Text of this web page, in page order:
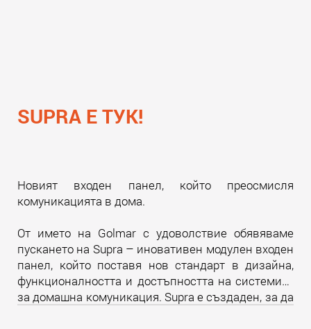
SUPRA Е ТУК!
Новият входен панел, който преосмисля
комуникацията в дома.
От името на Golmar с удоволствие обявяваме
пускането на Supra – иновативен модулен входен
панел, който поставя нов стандарт в дизайна,
функционалността и достъпността на системите
за домашна комуникация. Supra е създаден, за да